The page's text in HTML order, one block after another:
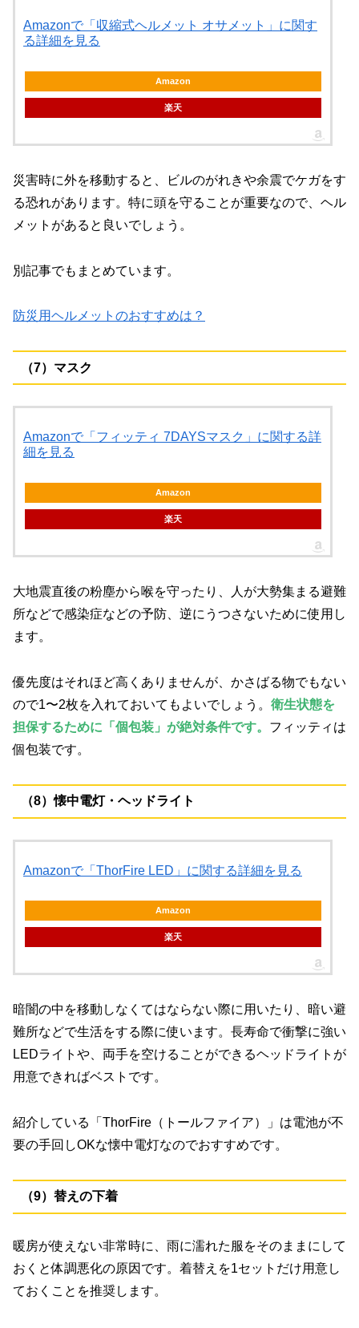
Amazonで「収縮式ヘルメット オサメット」に関す
る詳細を見る
Amazon
楽天
災害時に外を移動すると、ビルのがれきや余震でケガをす
る恐れがあります。特に頭を守ることが重要なので、ヘル
メットがあると良いでしょう。
別記事でもまとめています。
防災用ヘルメットのおすすめは？
（7）マスク
Amazonで「フィッティ 7DAYSマスク」に関する詳
細を見る
Amazon
楽天
大地震直後の粉塵から喉を守ったり、人が大勢集まる避難
所などで感染症などの予防、逆にうつさないために使用し
ます。
優先度はそれほど高くありませんが、かさばる物でもない
ので1〜2枚を入れておいてもよいでしょう。 衛生状態を
担保するために「個包装」が絶対条件です。 フィッティは
個包装です。
（8）懐中電灯・ヘッドライト
Amazonで「ThorFire LED」に関する詳細を見る
Amazon
楽天
暗闇の中を移動しなくてはならない際に用いたり、暗い避
難所などで生活をする際に使います。長寿命で衝撃に強い
LEDライトや、両手を空けることができるヘッドライトが
用意できればベストです。
紹介している「ThorFire（トールファイア）」は電池が不
要の手回しOKな懐中電灯なのでおすすめです。
（9）替えの下着
暖房が使えない非常時に、雨に濡れた服をそのままにして
おくと体調悪化の原因です。着替えを1セットだけ用意し
ておくことを推奨します。